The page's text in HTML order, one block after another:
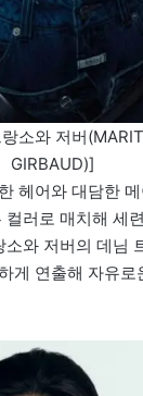
소와 저버
GIRBAUD)]
헤어와 대담한
러로 매치해 세
와 저버의 데님
게 연출해 자유로